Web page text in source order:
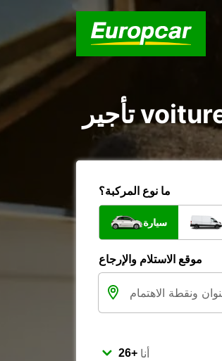
ما نوع المركبة؟
سيارة
موقع الاستلام والإرجاع
أنا